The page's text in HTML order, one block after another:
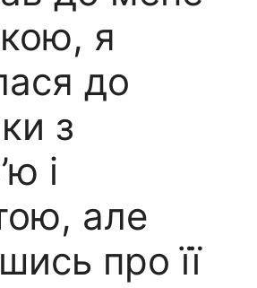
я
до
з
і
але
про її